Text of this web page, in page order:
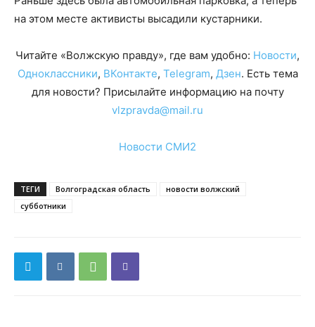
на этом месте активисты высадили кустарники.
Читайте «Волжскую правду», где вам удобно: Новости,
Одноклассники, ВКонтакте, Telegram, Дзен. Есть тема
для новости? Присылайте информацию на почту
vlzpravda@mail.ru
Новости СМИ2
ТЕГИ Волгоградская область
новости волжский
субботники